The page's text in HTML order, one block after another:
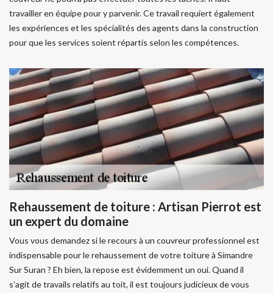
travailler en équipe pour y parvenir. Ce travail requiert également
les expériences et les spécialités des agents dans la construction
pour que les services soient répartis selon les compétences.
Rehaussement de toiture : Artisan Pierrot est
un expert du domaine
Vous vous demandez si le recours à un couvreur professionnel est
indispensable pour le rehaussement de votre toiture à Simandre
Sur Suran ? Eh bien, la repose est évidemment un oui. Quand il
s’agit de travails relatifs au toit, il est toujours judicieux de vous